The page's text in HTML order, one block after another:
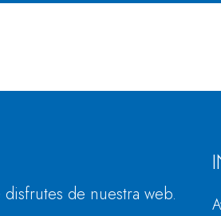
de nuestra web.